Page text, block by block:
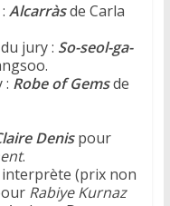
Alcarràsde Carla
jury : So-seol-ga-
: Robe of Gemsde
Denispour
.
interprète (prix non
Rabiye Kurnaz